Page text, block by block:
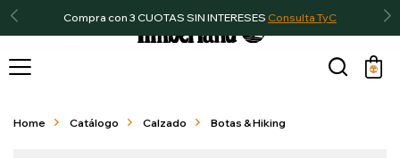
Compra con 3 CUOTAS SIN INTERESES Consulta TyC

Home Catálogo Calzado Botas & Hiking